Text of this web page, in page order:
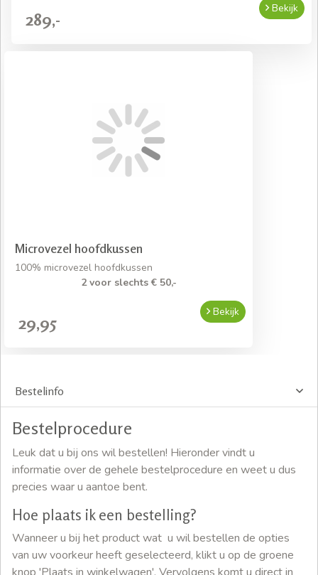
289,-
Bekijk
Microvezel hoofdkussen
100% microvezel hoofdkussen
2 voor slechts € 50,-
29,95
Bekijk
Bestelinfo
Bestelprocedure
Leuk dat u bij ons wil bestellen! Hieronder vindt u
informatie over de gehele bestelprocedure en weet u dus
precies waar u aantoe bent.
Hoe plaats ik een bestelling?
Wanneer u bij het product wat u wil bestellen de opties
van uw voorkeur heeft geselecteerd, klikt u op de groene